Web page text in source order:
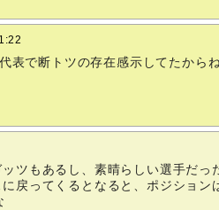
表で断トツの存在感示してたからね
ツもあるし、素晴らしい選手だ
戻ってくるとなると、ポジション